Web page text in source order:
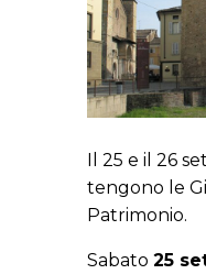
Il 25 e il 26
tengono le
Patrimonio.
Sabato 25